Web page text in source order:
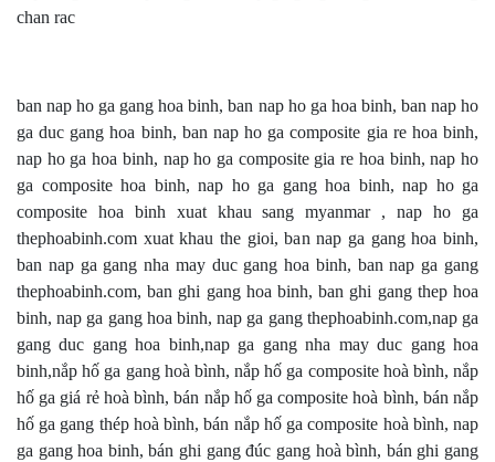
chan rac
ban nap ho ga gang hoa binh, ban nap ho ga hoa binh, ban nap ho
ga duc gang hoa binh, ban nap ho ga composite gia re hoa binh,
nap ho ga hoa binh, nap ho ga composite gia re hoa binh, nap ho
ga composite hoa binh, nap ho ga gang hoa binh, nap ho ga
composite hoa binh xuat khau sang myanmar , nap ho ga
thephoabinh.com xuat khau the gioi, ban nap ga gang hoa binh,
ban nap ga gang nha may duc gang hoa binh, ban nap ga gang
thephoabinh.com, ban ghi gang hoa binh, ban ghi gang thep hoa
binh, nap ga gang hoa binh, nap ga gang thephoabinh.com,nap ga
gang duc gang hoa binh,nap ga gang nha may duc gang hoa
binh,nắp hố ga gang hoà bình, nắp hố ga composite hoà bình, nắp
hố ga giá rẻ hoà bình, bán nắp hố ga composite hoà bình, bán nắp
hố ga gang thép hoà bình, bán nắp hố ga composite hoà bình, nap
ga gang hoa binh, bán ghi gang đúc gang hoà bình, bán ghi gang